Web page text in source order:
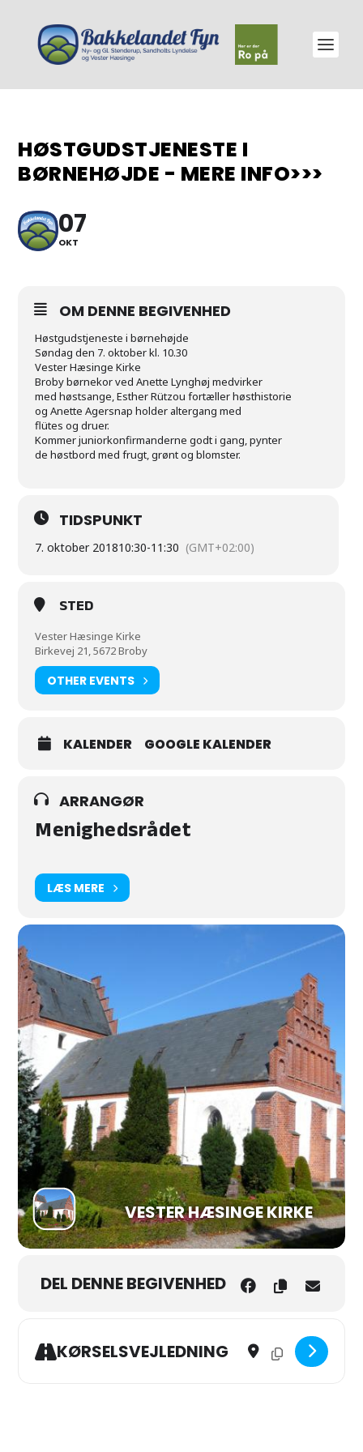
HØSTGUDSTJENESTE I
BØRNEHØJDE - MERE INFO>>>
07
OKT
OM DENNE BEGIVENHED
Høstgudstjeneste i børnehøjde
Søndag den 7. oktober kl. 10.30
Vester Hæsinge Kirke
Broby børnekor ved Anette Lynghøj medvirker
med høstsange, Esther Rützou fortæller høsthistorie
og Anette Agersnap holder altergang med
flütes og druer.
Kommer juniorkonfirmanderne godt i gang, pynter
de høstbord med frugt, grønt og blomster.
TIDSPUNKT
7. oktober 201810:30-11:30 (GMT+02:00)
STED
Vester Hæsinge Kirke
Birkevej 21, 5672 Broby
OTHER EVENTS
KALENDER GOOGLE KALENDER
ARRANGØR
Menighedsrådet
LÆS MERE
VESTER HÆSINGE KIRKE
DEL DENNE BEGIVENHED
KØRSELSVEJLEDNING Address -Destination